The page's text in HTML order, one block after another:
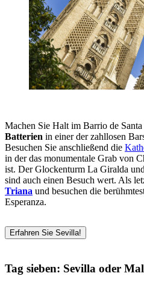
Machen Sie Halt im Barrio de
Batterien in einer der zahllosen
Besuchen Sie anschließend die
in der das monumentale Grab von
ist. Der Glockenturm La Giralda
sind auch einen Besuch wert. Als
Triana und besuchen die
Esperanza.
Erfahren Sie Sevilla!
Tag sieben: Sevilla oder